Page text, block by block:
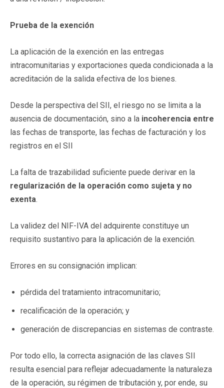
Prueba de la exención
La aplicación de la exención en las entregas
intracomunitarias y exportaciones queda condicionada a la
acreditación de la salida efectiva de los bienes.
Desde la perspectiva del SII, el riesgo no se limita a la
ausencia de documentación, sino a la incoherencia entre
las fechas de transporte, las fechas de facturación y los
registros en el SII
La falta de trazabilidad suficiente puede derivar en la
regularización de la operación como sujeta y no
exenta.
La validez del NIF-IVA del adquirente constituye un
requisito sustantivo para la aplicación de la exención.
Errores en su consignación implican:
pérdida del tratamiento intracomunitario;
recalificación de la operación; y
generación de discrepancias en sistemas de contraste.
Por todo ello, la correcta asignación de las claves SII
resulta esencial para reflejar adecuadamente la naturaleza
de la operación, su régimen de tributación y, por ende, su